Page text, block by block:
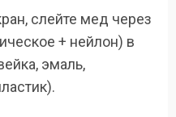
слейте мед через
+ нейлон) в
эмаль,